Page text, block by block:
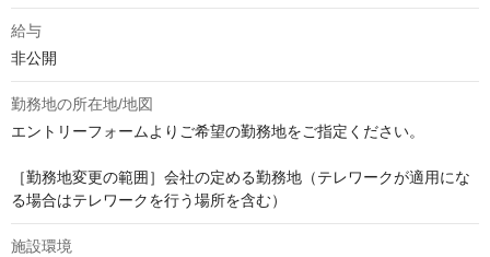
給与
非公開
勤務地の所在地/地図
エントリーフォームよりご希望の勤務地をご指定ください。
［勤務地変更の範囲］会社の定める勤務地（テレワークが適用にな
る場合はテレワークを行う場所を含む）
施設環境